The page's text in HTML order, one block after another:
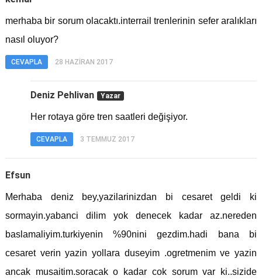
merhaba bir sorum olacaktı.interrail trenlerinin sefer aralıkları
nasıl oluyor?
CEVAPLA 28 HAZIRAN 2017
Deniz Pehlivan
Her rotaya göre tren saatleri değişiyor.
CEVAPLA 3 TEMMUZ 2017
Efsun
Merhaba deniz bey,yazilarinizdan bi cesaret geldi ki
sormayin.yabanci dilim yok denecek kadar az.nereden
baslamaliyim.turkiyenin %90nini gezdim.hadi bana bi
cesaret verin yazin yollara duseyim .ogretmenim ve yazin
ancak musaitim.soracak o kadar cok sorum var ki..sizide